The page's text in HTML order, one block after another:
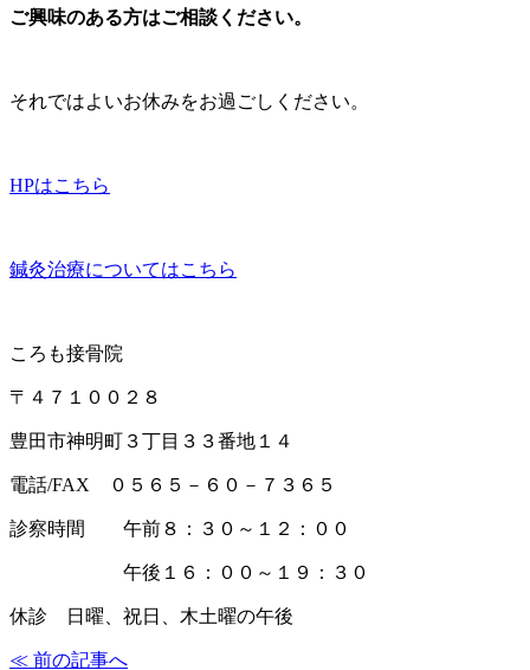
ご興味のある方はご相談ください。
それではよいお休みをお過ごしください。
HPはこちら
鍼灸治療についてはこちら
ころも接骨院
〒４７１００２８
豊田市神明町３丁目３３番地１４
電話/FAX ０５６５－６０－７３６５
診察時間 午前８：３０～１２：００
午後１６：００～１９：３０
休診 日曜、祝日、木土曜の午後
≪ 前の記事へ